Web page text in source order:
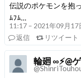
伝説のポケモンを抱
ﾑﾌﾑ…
11:17 – 2021年09月17
返信
リツイート
輪廻 ∞⚡@